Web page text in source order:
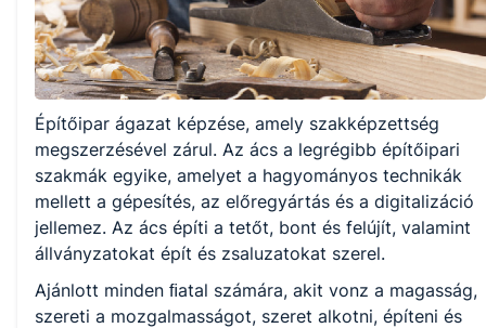
1.5 év
Választható szakmairányok:
Nem válaszható
KKK/PTT
KKK letöltése (pdf)
PTT letöltése (pdf)
Okleveles technikusképzés
Építőipar ágazat képzése, amely szakképzettség
megszerzésével zárul. Az ács a legrégibb építőipari
szakmák egyike, amelyet a hagyományos technikák
mellett a gépesítés, az előregyártás és a digitalizáció
jellemez. Az ács építi a tetőt, bont és felújít, valamint
állványzatokat épít és zsaluzatokat szerel.
Ajánlott minden ﬁatal számára, akit vonz a magasság,
szereti a mozgalmasságot, szeret alkotni, építeni és